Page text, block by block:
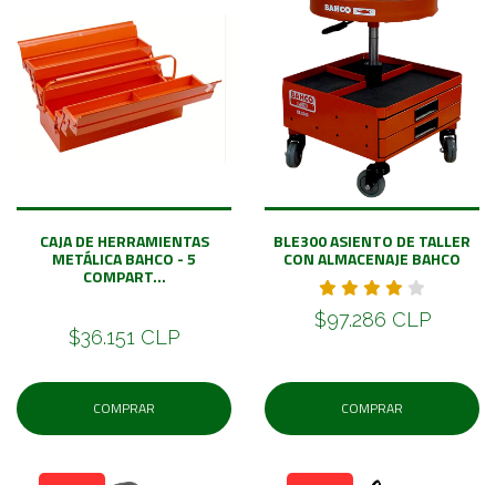
CAJA DE HERRAMIENTAS
METÁLICA BAHCO - 5
COMPART...
$36.151 CLP
COMPRAR
BLE300 ASIENTO DE TALLER
CON ALMACENAJE BAHCO
$97.286 CLP
COMPRAR